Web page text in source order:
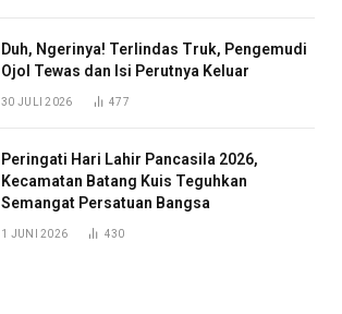
Duh, Ngerinya! Terlindas Truk, Pengemudi
Ojol Tewas dan Isi Perutnya Keluar
30 JULI 2026 477
Peringati Hari Lahir Pancasila 2026,
Kecamatan Batang Kuis Teguhkan
Semangat Persatuan Bangsa
1 JUNI 2026 430